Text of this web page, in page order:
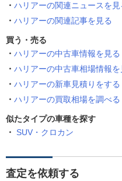
ハリアーの関連ニュースを見
ハリアーの関連記事を見る
買う・売る
ハリアーの中古車情報を見る
ハリアーの中古車相場情報を
ハリアーの新車見積りをする
ハリアーの買取相場を調べる
似たタイプの車種を探す
SUV・クロカン
査定を依頼する